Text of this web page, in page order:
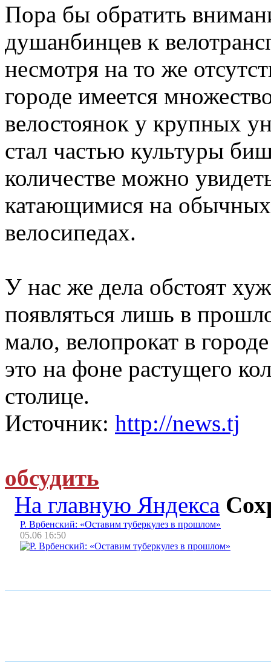
Пора бы обратить
душанбинцев к
несмотря на то же
городе имеется
велостоянок у крупных
стал частью культуры
количестве можно
катающимися на
велосипедах.
У нас же дела обстоят
появляться лишь в
мало, велопрокат в
это на фоне растущего
столице.
Источник: http://news.tj
обсудить
На главную Яндекса
Р. Врбенский: «Оставим туберкулез в прошлом»
05.06 16:50